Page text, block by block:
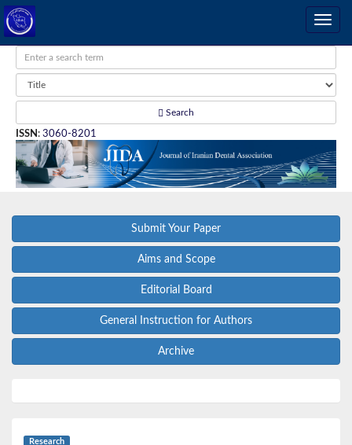
Search
ISSN : 3060-8201
Submit Your Paper
Aims and Scope
Editorial Board
General Instruction for Authors
Archive
Research